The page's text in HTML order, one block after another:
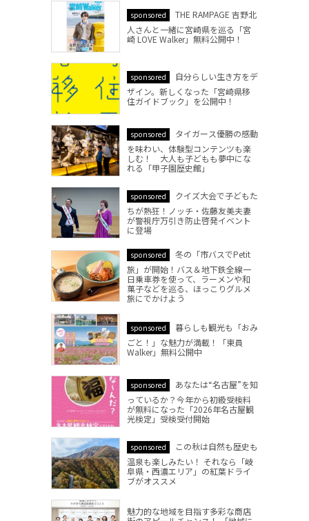
sponsored
THE RAMPAGE 吉野北
人さんと一緒に宮崎県を巡る「宮
崎 LOVE Walker」無料公開中！
sponsored
自分らしい生き方をデ
ザイン。新しくなった「宮崎県移
住ガイドブック」を公開中！
sponsored
タイガース優勝の感動
を味わい、体験型コンテンツも楽
しむ！ 大人も子どもも夢中にな
れる「甲子園歴史館」
sponsored
クイズ大会で子どもた
ちが熱狂！ノッチ・佐藤友美夫妻
が警視庁万引き防止啓発イベント
に登場
sponsored
冬の「市バスでPetit
旅」が開始！バス＆地下鉄全線一
日乗車券を使って、ラーメンや和
菓子などを巡る、ほっこりグルメ
旅にでかけよう
sponsored
暮らしも観光も「おみ
ごと！」な魅力が満載！「東員
Walker」無料公開中
sponsored
あなたは“名古屋”を知
っているか？今年から初級受検料
が無料になった「2026年名古屋観
光検定」受検受付開始
sponsored
この秋は自然も歴史も
温泉も楽しみたい！ それなら「岐
阜県・西濃エリア」の紅葉ドライ
ブがオススメ
魅力的な地域を目指す多彩な商店